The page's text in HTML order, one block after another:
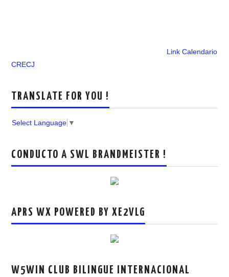
Link Calendario
CRECJ
TRANSLATE FOR YOU !
Select Language ▼
CONDUCTO A SWL BRANDMEISTER !
APRS WX POWERED BY XE2VLG
W5WIN CLUB BILINGUE INTERNACIONAL